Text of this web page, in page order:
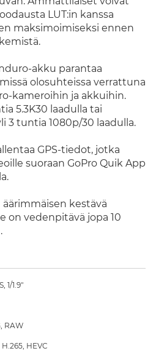
LUT:in kanssa
maksimoimiseksi ennen
akku parantaa
olosuhteissa verrattuna
kameroihin ja akkuihin.
5.3K30 laadulla tai
3 tuntia 1080p/30 laadulla.
GPS-tiedot, jotka
suoraan GoPro Quik App
äärimmäisen kestävä
on vedenpitävä jopa 10
1/1.9"
RAW
HEVC